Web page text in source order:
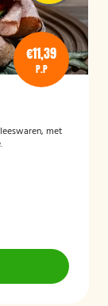
€11,39
P.P
met